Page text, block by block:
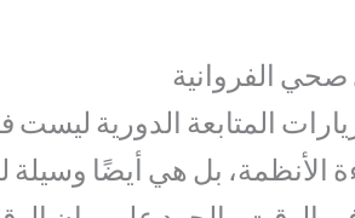
الفروانية
المتابعة الدورية
الأنظمة، بل هي أيضًا وسيلة